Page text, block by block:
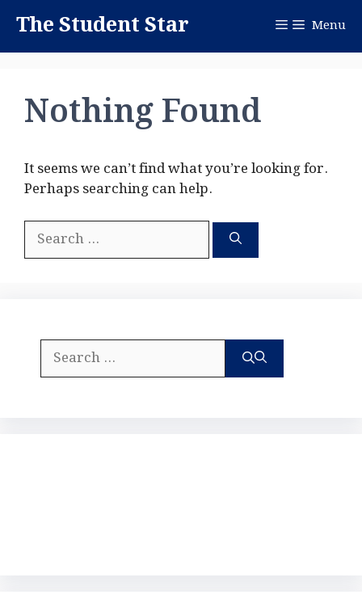
content
The Student Star Menu
Nothing Found
It seems we can’t find what you’re looking for.
Perhaps searching can help.
Search
for:
Search
for: